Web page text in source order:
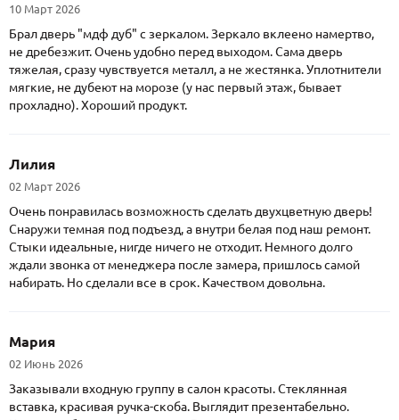
10 Март 2026
Брал дверь "мдф дуб" с зеркалом. Зеркало вклеено намертво,
не дребезжит. Очень удобно перед выходом. Сама дверь
тяжелая, сразу чувствуется металл, а не жестянка. Уплотнители
мягкие, не дубеют на морозе (у нас первый этаж, бывает
прохладно). Хороший продукт.
Лилия
02 Март 2026
Очень понравилась возможность сделать двухцветную дверь!
Снаружи темная под подъезд, а внутри белая под наш ремонт.
Стыки идеальные, нигде ничего не отходит. Немного долго
ждали звонка от менеджера после замера, пришлось самой
набирать. Но сделали все в срок. Качеством довольна.
Мария
02 Июнь 2026
Заказывали входную группу в салон красоты. Стеклянная
вставка, красивая ручка-скоба. Выглядит презентабельно.